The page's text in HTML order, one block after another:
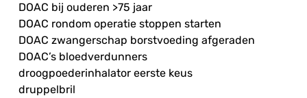
DOAC bij ouderen >75 jaar
DOAC rondom operatie stoppen starten
DOAC zwangerschap borstvoeding afgeraden
DOAC’s bloedverdunners
droogpoederinhalator eerste keus
druppelbril